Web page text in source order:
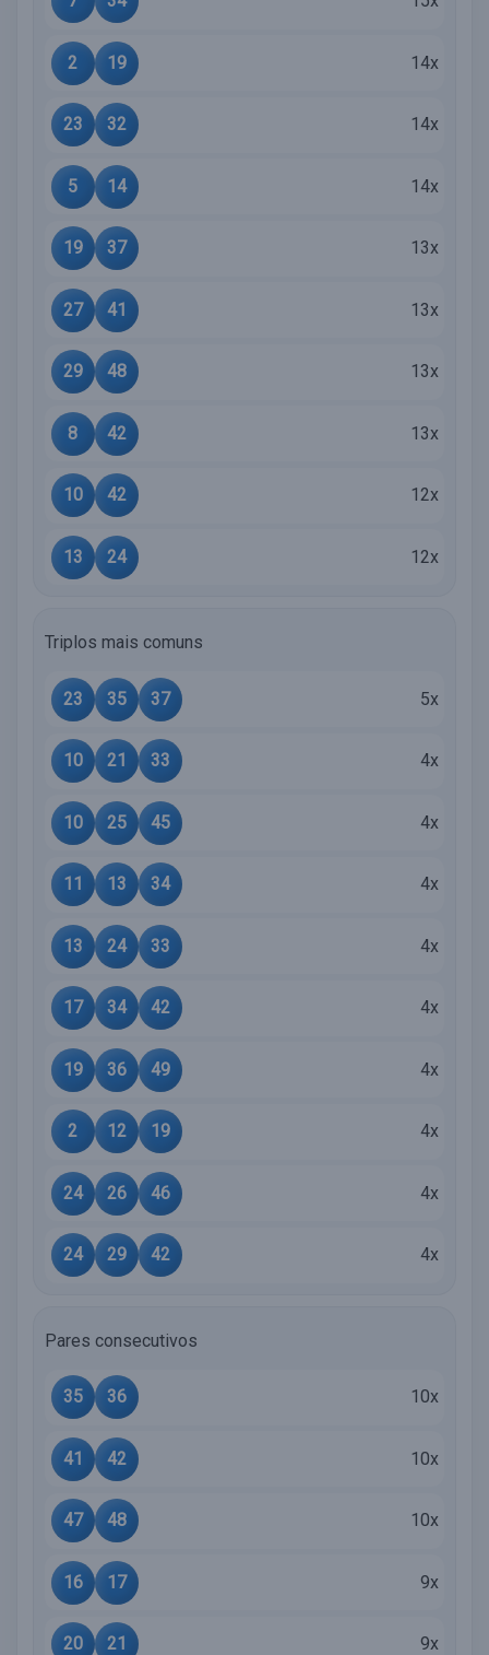
2 19 14x
23 32 14x
5 14 14x
19 37 13x
27 41 13x
29 48 13x
8 42 13x
10 42 12x
13 24 12x
Triplos mais comuns
23 35 37 5x
10 21 33 4x
10 25 45 4x
11 13 34 4x
13 24 33 4x
17 34 42 4x
19 36 49 4x
2 12 19 4x
24 26 46 4x
24 29 42 4x
Pares consecutivos
35 36 10x
41 42 10x
47 48 10x
16 17 9x
20 21 9x